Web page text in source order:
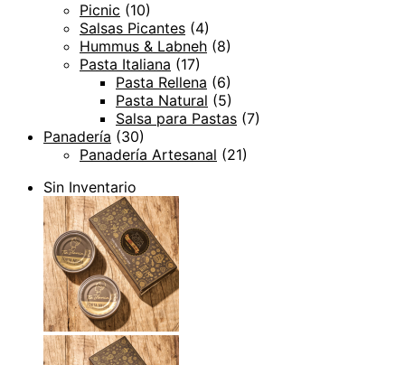
Picnic (10)
Salsas Picantes (4)
Hummus & Labneh (8)
Pasta Italiana (17)
Pasta Rellena (6)
Pasta Natural (5)
Salsa para Pastas (7)
Panadería (30)
Panadería Artesanal (21)
Sin Inventario